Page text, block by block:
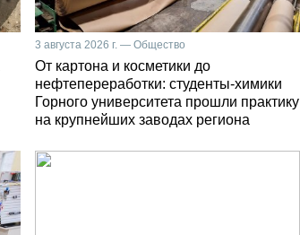
3 августа 2026 г. — Общество
От картона и косметики до
нефтепереработки: студенты-химики
Горного университета прошли практику
на крупнейших заводах региона